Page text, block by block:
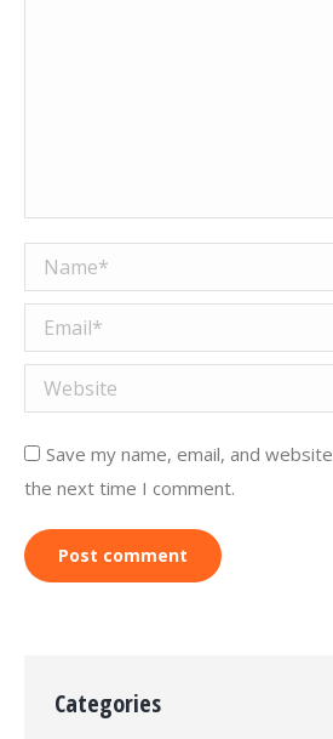
Name *
Email *
Website
Save my name, email, and
the next time I comment.
Post comment
Categories